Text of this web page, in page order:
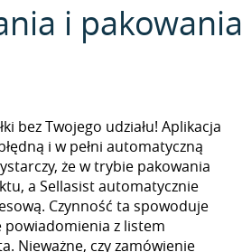
i pakowania
bez Twojego udziału! Aplikacja
i w pełni automatyczną
że w trybie pakowania
a Sellasist automatycznie
Czynność ta spowoduje
powiadomienia z listem
Nieważne, czy zamówienie